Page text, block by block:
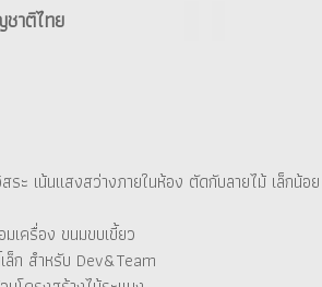
าติไทย
ะ เน้นแสงสว่างภายในห้อง ตัดกับลายไม้ เล็กน้อ
เครื่อง ขนมขบเขี้ยว
ล็ก สำหรับ Dev&Team